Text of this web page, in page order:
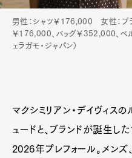
男性：シャツ￥176,000 女性：ブ
￥176,000、バッグ￥352,000、ベ
ェラガモ・ジャパン）
マクシミリアン・デイヴィス
ュードと、ブランドが誕生
2026年プレフォール。メン